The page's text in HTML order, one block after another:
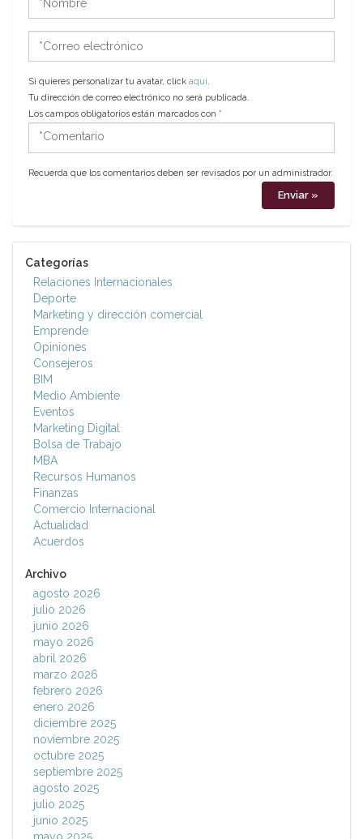
electrónico
Si quieres personalizar tu avatar, click aquí.
Tu dirección de correo electrónico no será publicada.
Los campos obligatorios están marcados con *
*Comentario
Recuerda que los comentarios deben ser revisados por un administrador.
Categorías
Relaciones Internacionales
Deporte
Marketing y dirección comercial
Emprende
Opiniones
Consejeros
BIM
Medio Ambiente
Eventos
Marketing Digital
Bolsa de Trabajo
MBA
Recursos Humanos
Finanzas
Comercio Internacional
Actualidad
Acuerdos
Archivo
agosto 2026
julio 2026
junio 2026
mayo 2026
abril 2026
marzo 2026
febrero 2026
enero 2026
diciembre 2025
noviembre 2025
octubre 2025
septiembre 2025
agosto 2025
julio 2025
junio 2025
mayo 2025